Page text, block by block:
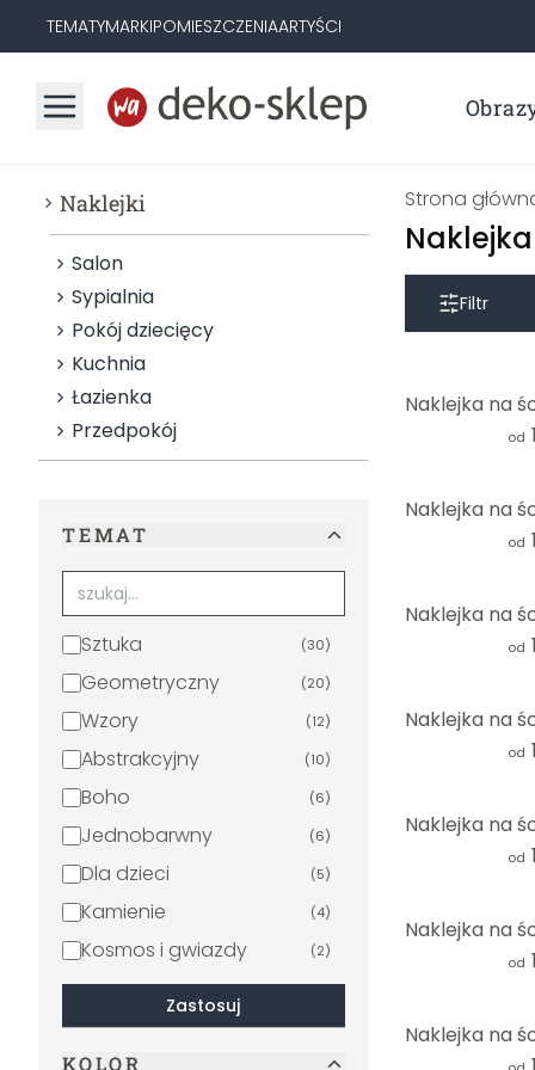
TEMATYMARKIPOMIESZCZENIAARTYŚCI
Naklejki
Salon
Sypialnia
Pokój dziecięcy
Kuchnia
Łazienka
Przedpokój
TEMAT
Sztuka (30)
Geometryczny (20)
Wzory (12)
Abstrakcyjny (10)
Boho (6)
Jednobarwny (6)
Dla dzieci (5)
Kamienie (4)
Kosmos i gwiazdy (2)
3D (1)
Beton (1)
)
Zastosuj
KOLOR
Strona
Filtr
od
od
od
od
od
od